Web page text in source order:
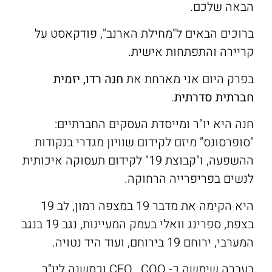
הבאה שלכם.
ברוכים הבאים ל"מחילת הארנב", פודקאסט על
קריירה והתפתחות אישית.
בפרק היום אני מארחת את חנה רדו, יזמית
חברתית סדרתית.
חנה היא יו"ר ומייסדת העסקים החברתיים:
"סופרסונס" מיזם לקידום שוויון מגדרי בנקודות
ההשפעה, ו"קבוצת 19" לקידום תעסוקה איכותית
לנשים בפריפרייה הרחוקה.
היא הקימה את מדבר 19 במצפה רמון, לב 19
בצפת, ספרינג וואלי בעמק המעיינות, נגב 19 בנגב
המערבי, ירוחם 19 בירוחם, ועוד היד נטויה.